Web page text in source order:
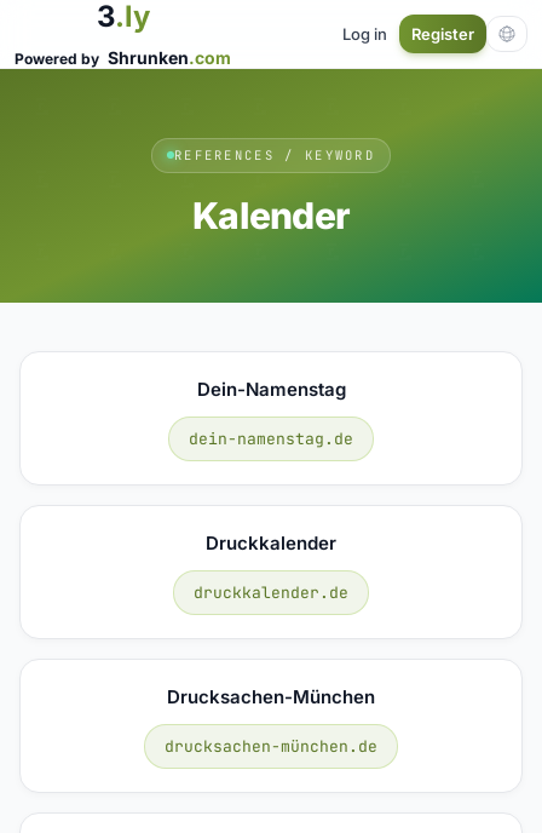
3.ly
Powered by Shrunken.com
Log in Register
REFERENCES / KEYWORD
Kalender
Dein-Namenstag
dein-namenstag.de
Druckkalender
druckkalender.de
Drucksachen-München
drucksachen-münchen.de